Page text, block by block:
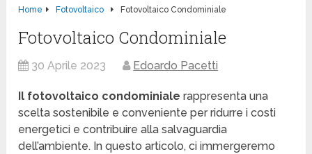
Home Fotovoltaico Fotovoltaico Condominiale
Fotovoltaico Condominiale
30 Aprile 2023 Edoardo Pacetti
Il fotovoltaico condominiale rappresenta una
scelta sostenibile e conveniente per ridurre i costi
energetici e contribuire alla salvaguardia
dell’ambiente. In questo articolo, ci immergeremo